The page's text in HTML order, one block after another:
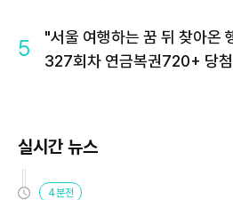
5
"서울 여행하는 꿈 뒤 찾아온
327회차 연금복권720+ 당첨
실시간 뉴스
4분전